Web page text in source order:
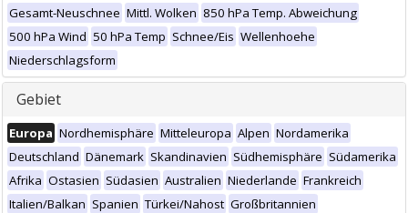
Gesamt-Neuschnee Mittl. Wolken 850 hPa Temp. Abweichung
500 hPa Wind 50 hPa Temp Schnee/Eis Wellenhoehe
Niederschlagsform
Gebiet
Europa Nordhemisphäre Mitteleuropa Alpen Nordamerika
Deutschland Dänemark Skandinavien Südhemisphäre Südamerika
Afrika Ostasien Südasien Australien Niederlande Frankreich
Italien/Balkan Spanien Türkei/Nahost Großbritannien